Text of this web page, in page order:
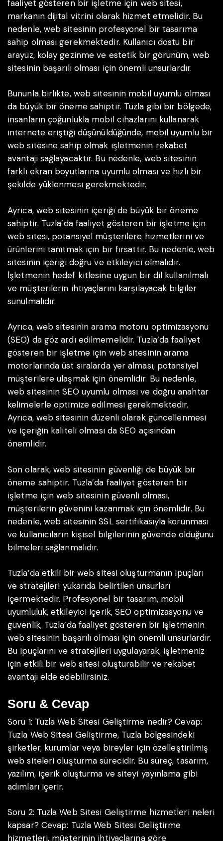
faaliyet gösteren bir işletme için web sitesi,
markanın dijital vitrini olarak hizmet etmelidir. Bu
nedenle, web sitesinin profesyonel bir tasarıma
sahip olması gerekmektedir. Kullanıcı dostu bir
arayüz, kolay gezinme ve estetik bir görünüm, web
sitesinin başarılı olması için önemli unsurlardır.
Bununla birlikte, web sitesinin mobil uyumlu olması
da büyük bir öneme sahiptir. Tuzla gibi bir bölgede,
insanların çoğunlukla mobil cihazlarını kullanarak
internete eriştiği düşünüldüğünde, mobil uyumlu bir
web sitesine sahip olmak işletmenin rekabet
avantajı sağlayacaktır. Bu nedenle, web sitesinin
farklı ekran boyutlarına uyumlu olması ve hızlı bir
şekilde yüklenmesi gerekmektedir.
Ayrıca, web sitesinin içeriği de büyük bir öneme
sahiptir. Tuzla’da faaliyet gösteren bir işletme için
web sitesi, potansiyel müşterilere hizmetlerini ve
ürünlerini tanıtmak için bir fırsattır. Bu nedenle, web
sitesinin içeriği doğru ve etkileyici olmalıdır.
İşletmenin hedef kitlesine uygun bir dil kullanılmalı
ve müşterilerin ihtiyaçlarını karşılayacak bilgiler
sunulmalıdır.
Ayrıca, web sitesinin arama motoru optimizasyonu
(SEO) da göz ardı edilmemelidir. Tuzla’da faaliyet
gösteren bir işletme için web sitesinin arama
motorlarında üst sıralarda yer alması, potansiyel
müşterilere ulaşmak için önemlidir. Bu nedenle,
web sitesinin SEO uyumlu olması ve doğru anahtar
kelimelerle optimize edilmesi gerekmektedir.
Ayrıca, web sitesinin düzenli olarak güncellenmesi
ve içeriğin kaliteli olması da SEO açısından
önemlidir.
Son olarak, web sitesinin güvenliği de büyük bir
öneme sahiptir. Tuzla’da faaliyet gösteren bir
işletme için web sitesinin güvenli olması,
müşterilerin güvenini kazanmak için önemlidir. Bu
nedenle, web sitesinin SSL sertifikasıyla korunması
ve kullanıcıların kişisel bilgilerinin güvende olduğunu
bilmeleri sağlanmalıdır.
Tuzla’da etkili bir web sitesi oluşturmanın ipuçları
ve stratejileri yukarıda belirtilen unsurları
içermektedir. Profesyonel bir tasarım, mobil
uyumluluk, etkileyici içerik, SEO optimizasyonu ve
güvenlik, Tuzla’da faaliyet gösteren bir işletmenin
web sitesinin başarılı olması için önemli unsurlardır.
Bu ipuçlarını ve stratejileri uygulayarak, işletmeniz
için etkili bir web sitesi oluşturabilir ve rekabet
avantajı elde edebilirsiniz.
Soru & Cevap
Soru 1: Tuzla Web Sitesi Geliştirme nedir? Cevap:
Tuzla Web Sitesi Geliştirme, Tuzla bölgesindeki
şirketler, kurumlar veya bireyler için özelleştirilmiş
web siteleri oluşturma sürecidir. Bu süreç, tasarım,
yazılım, içerik oluşturma ve siteyi yayınlama gibi
adımları içerir.
Soru 2: Tuzla Web Sitesi Geliştirme hizmetleri neleri
kapsar?Cevap: Tuzla Web Sitesi Geliştirme
hizmetleri, müşterinin ihtiyaçlarına göre